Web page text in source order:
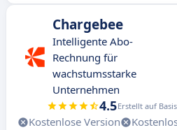
Chargebee
Intelligente Abo-
Rechnung für
wachstumsstarke
Unternehmen
4.5Erstellt auf
Kostenlose Version